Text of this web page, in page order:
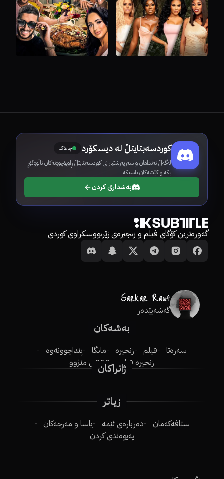
کوردسەبتایتڵ لە دیسکۆرد چالاک
لەگەڵ ئەندامان و سەرپەرشتیارانی کوردسەبتایتڵ ڕاوبۆچوونەکان ئاڵووگۆڕ
بکە و کێشەکان باسبکە.
بەشداری کردن
گەورەترین کۆگای فیلم و زنجیرەی ژێرنووسکراوی کوردی
گەشەپێدەر
بەشەکان
سەرەتا فیلم زنجیرە مانگا
پێداچوونەوە
زنجیرە فیلم
250ـی مێژوو
ژانراکان
زیاتر
ستافەکەمان دەربارەی ئێمە
یاسا و مەرجەکان
پەیوەندی کردن